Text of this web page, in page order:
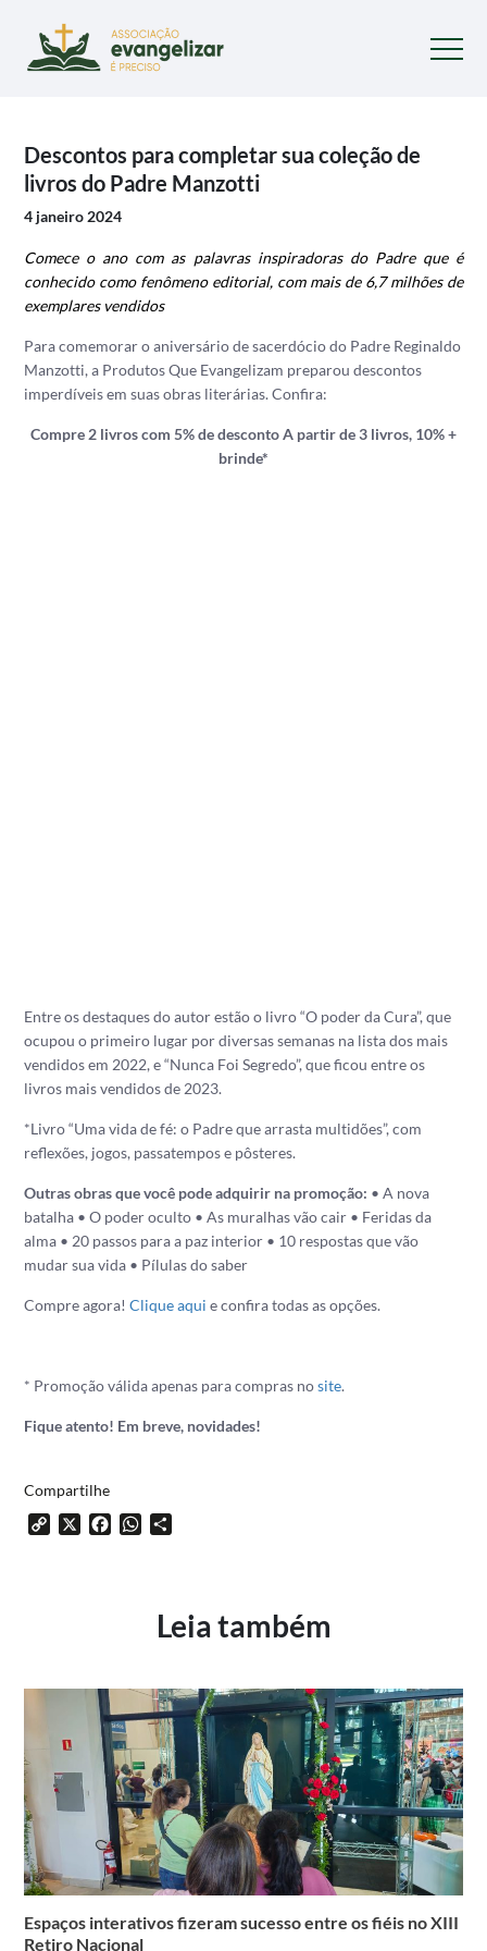
Descontos para completar sua coleção de
livros do Padre Manzotti
4 janeiro 2024
Comece o ano com as palavras inspiradoras do Padre que é
conhecido como fenômeno editorial, com mais de 6,7 milhões de
exemplares vendidos
Para comemorar o aniversário de sacerdócio do Padre Reginaldo
Manzotti, a Produtos Que Evangelizam preparou descontos
imperdíveis em suas obras literárias. Confira:
Compre 2 livros com 5% de descontoA partir de 3 livros, 10% +
brinde*
Entre os destaques do autor estão o livro “O poder da Cura”, que
ocupou o primeiro lugar por diversas semanas na lista dos mais
vendidos em 2022, e “Nunca Foi Segredo”, que ficou entre os
livros mais vendidos de 2023.
*Livro “Uma vida de fé: o Padre que arrasta multidões”, com
reflexões, jogos, passatempos e pôsteres.
Outras obras que você pode adquirir na promoção: • A nova
batalha • O poder oculto • As muralhas vão cair • Feridas da
alma • 20 passos para a paz interior • 10 respostas que vão
mudar sua vida • Pílulas do saber
Compre agora!Clique aqui e confira todas as opções.
* Promoção válida apenas para compras nosite.
Fique atento! Em breve, novidades!
Compartilhe
Copy X FacebookWhatsApp
Leia também
Espaços interativos fizeram sucesso entre os fiéis no XIII
Retiro Nacional